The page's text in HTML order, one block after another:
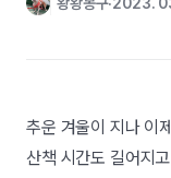
추운 겨울이 지나 이
산책 시간도 길어지